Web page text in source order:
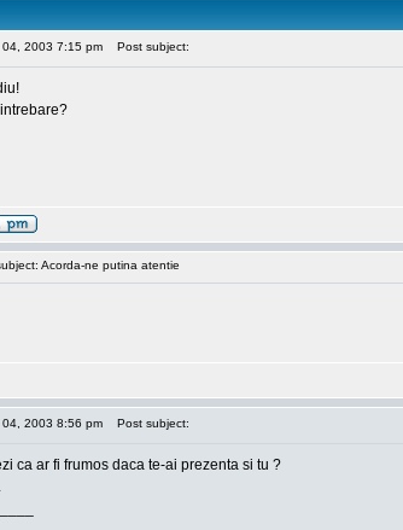
2003 7:15 pm Post subject:
Acorda-ne putina atentie
2003 8:56 pm Post subject:
ca ar fi frumos daca te-ai prezenta si tu ?